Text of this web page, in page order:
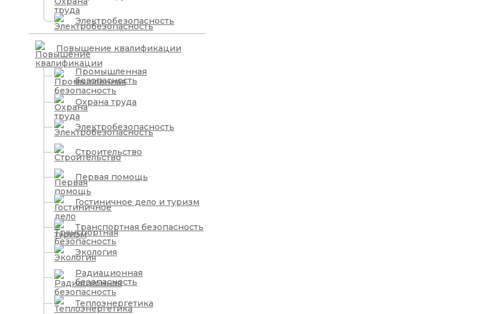
Электробезопасность
Повышение квалификации
Промышленная
безопасность
Охрана труда
Электробезопасность
Строительство
Первая помощь
Гостиничное дело и туризм
Транспортная безопасность
Экология
Радиационная
безопасность
Теплоэнергетика